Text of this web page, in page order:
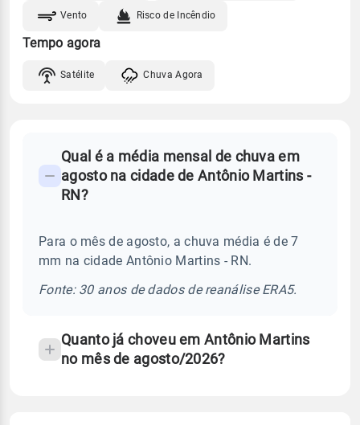
Vento Risco de Incêndio
Tempo agora
Satélite Chuva Agora
Perguntas
frequentes
chuva
temperatura
Qual é a média mensal de chuva em
agosto na cidade de Antônio Martins -
RN?
Para o mês de agosto, a chuva média é de 7
mm na cidade Antônio Martins - RN.
Fonte: 30 anos de dados de reanálise ERA5.
Quanto já choveu em Antônio Martins
no mês de agosto/2026?